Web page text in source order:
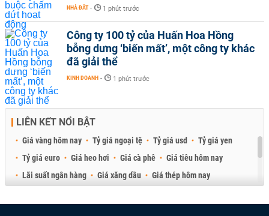
NHÀ ĐẤT - 1 phút trước
Công ty 100 tỷ của Huấn Hoa Hồng
bỗng dưng ‘biến mất’, một công ty khác
đã giải thể
KINH DOANH - 1 phút trước
LIÊN KẾT NỔI BẬT
Giá vàng hôm nay Tỷ giá ngoại tệ Tỷ giá usd
Tỷ giá yen
Tỷ giá euro
Giá heo hơi Giá cà phê
Giá tiêu hôm nay
Lãi suất ngân hàng
Giá xăng dầu
Giá thép hôm nay